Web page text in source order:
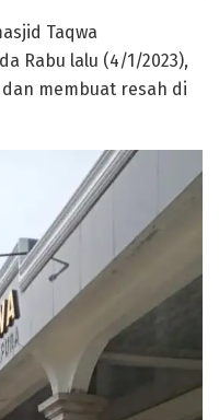
Taqwa
Rabu lalu (4/1/2023),
membuat resah di